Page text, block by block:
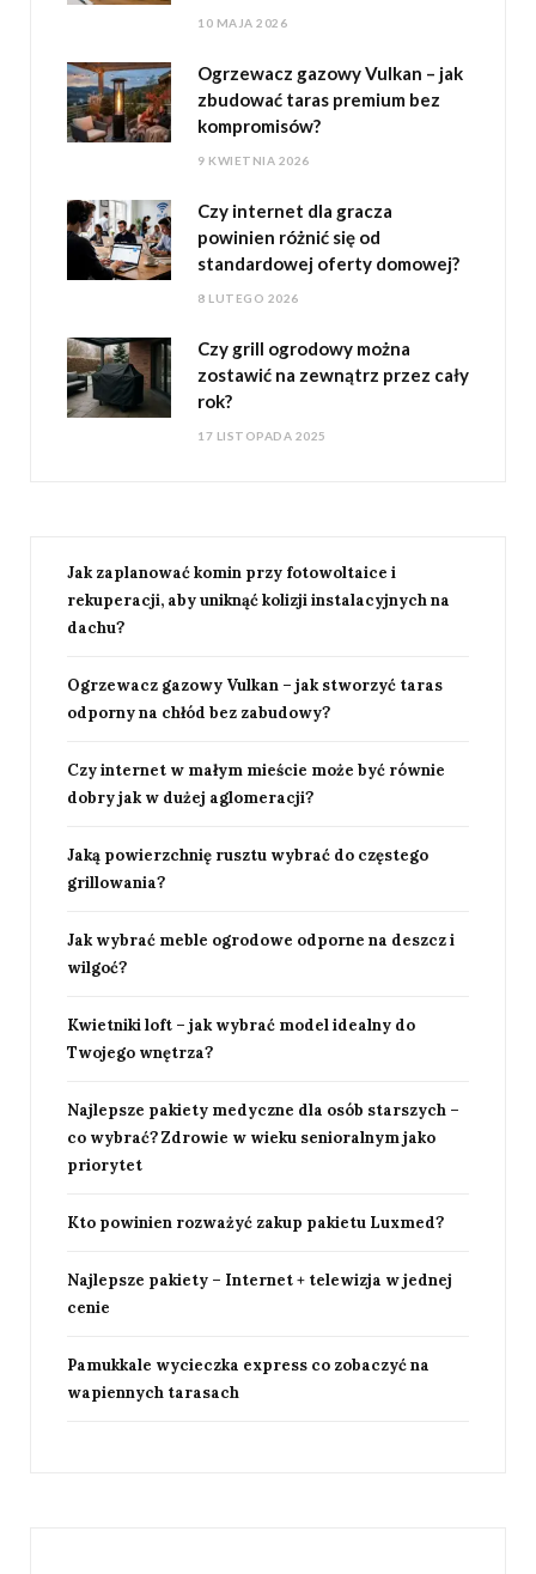
10 MAJA 2026
Ogrzewacz gazowy Vulkan – jak
zbudować taras premium bez
kompromisów?
9 KWIETNIA 2026
Czy internet dla gracza
powinien różnić się od
standardowej oferty domowej?
8 LUTEGO 2026
Czy grill ogrodowy można
zostawić na zewnątrz przez cały
rok?
17 LISTOPADA 2025
Jak zaplanować komin przy fotowoltaice i
rekuperacji, aby uniknąć kolizji instalacyjnych na
dachu?
Ogrzewacz gazowy Vulkan – jak stworzyć taras
odporny na chłód bez zabudowy?
Czy internet w małym mieście może być równie
dobry jak w dużej aglomeracji?
Jaką powierzchnię rusztu wybrać do częstego
grillowania?
Jak wybrać meble ogrodowe odporne na deszcz i
wilgoć?
Kwietniki loft – jak wybrać model idealny do
Twojego wnętrza?
Najlepsze pakiety medyczne dla osób starszych –
co wybrać? Zdrowie w wieku senioralnym jako
priorytet
Kto powinien rozważyć zakup pakietu Luxmed?
Najlepsze pakiety – Internet + telewizja w jednej
cenie
Pamukkale wycieczka express co zobaczyć na
wapiennych tarasach